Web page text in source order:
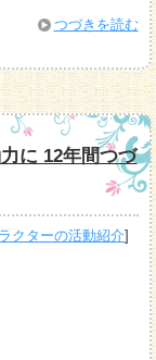
つづきを読む
に 12年間つづ
クターの活動紹介]